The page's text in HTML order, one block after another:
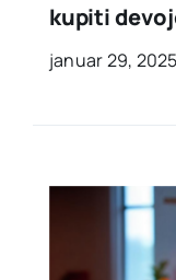
kupiti
januar 29, 2025